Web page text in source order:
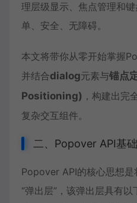
理层级显示、焦点管理和
单、安全、无障碍。
本文将带你从零开始掌握
并结合dialog元素与锚点
Positioning) ，构建出完
复杂交互组件。
二、Popover API基
Popover API的核心思想
“弹出层”，该弹出层具有